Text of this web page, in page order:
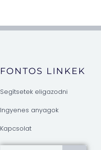
FONTOS LINKEK
Segítsetek eligazodni
Ingyenes anyagok
Kapcsolat